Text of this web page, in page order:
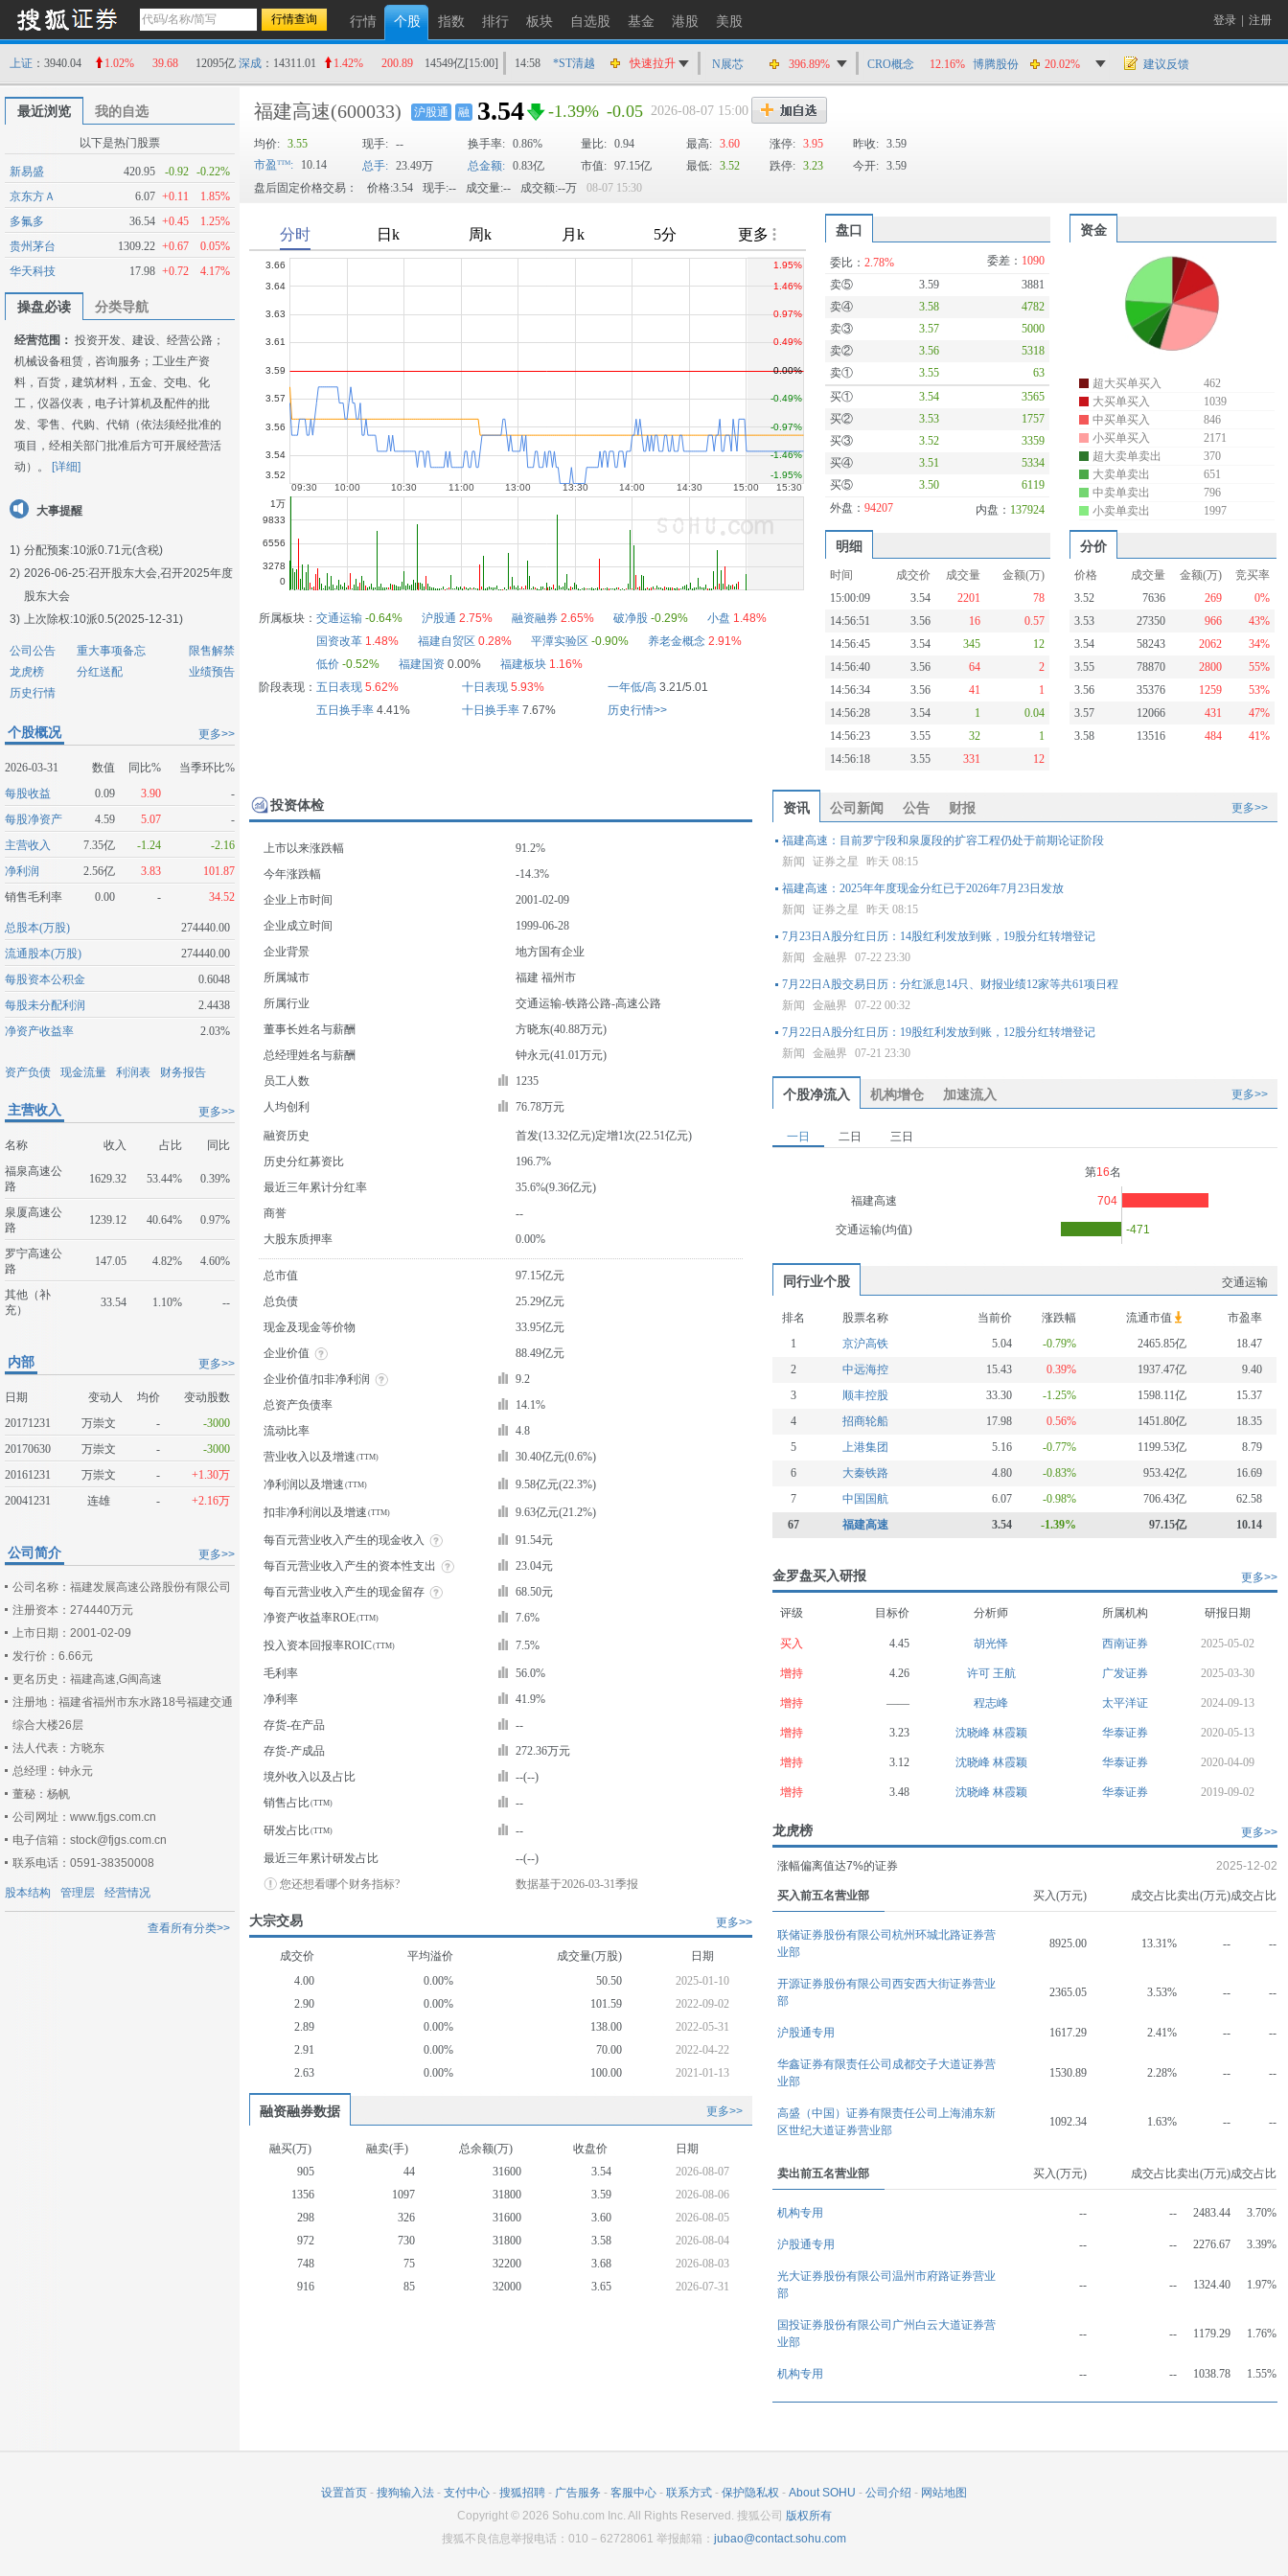
行情 个股 指数 排行 板块 自选股 基金 港股 美股 登录 注册
上证 ：3940.04 1.02% 39.68 12095亿 深成 ：14311.01 1.42% 200.89 14549亿[15:00] 14:58 *ST清越
快速拉升
14:56
上工Ｂ股
快速拉升
14:56
爱丽家居
快速拉升
14:56
金凯生科
涨停
14:56
南亚新材
猛烈打压
14:55
成都先导
盛达资源
14:55
盛达资源
快速拉升
N展芯 396.89% CRO概念 12.16% 博腾股份 20.02% 建议反馈
最近浏览 我的自选
以下是热门股票
新易盛 420.95 -0.92 -0.22%
京东方Ａ
6.07 +0.11
1.85%
多氟多
36.54 +0.45
1.25%
贵州茅台
1309.22 +0.67
0.05%
华天科技
17.98 +0.72 4.17%
操盘必读 分类导航
经营范围： 投资开发、建设、经营公路；
机械设备租赁，咨询服务；工业生产资
料，百货，建筑材料，五金、交电、化
工，仪器仪表，电子计算机及配件的批
发、零售、代购、代销（依法须经批准的
项目，经相关部门批准后方可开展经营活
动）。
[详细]
大事提醒
1) 分配预案:10派0.71元(含税)
2) 2026-06-25:召开股东大会,召开2025年度
股东大会
3) 上次除权:10派0.5(2025-12-31)
公司公告 重大事项备忘
限售解禁
龙虎榜
分红送配
业绩预告
历史行情
更多>>
个股概况
2026-03-31 数值 同比%
当季环比%
每股收益
0.09 3.90
-
每股净资产
4.59 5.07
-
主营收入
7.35亿 -1.24
-2.16
净利润
2.56亿 3.83
101.87
销售毛利率
0.00 - 34.52
总股本(万股)
274440.00
流通股本(万股)
274440.00
每股资本公积金
0.6048
每股未分配利润
2.4438
净资产收益率
2.03%
资产负债 现金流量 利润表 财务报告
更多>>
主营收入
名称 收入 占比
同比
福泉高速公
路
1629.32 53.44% 0.39%
泉厦高速公
路
1239.12 40.64% 0.97%
罗宁高速公
路
147.05 4.82% 4.60%
其他（补
充）
33.54 1.10% --
更多>>
内部
日期 变动人 均价
变动股数
20171231
万崇文 -
-3000
20170630
万崇文 -
-3000
20161231
万崇文 -
+1.30万
20041231
连雄 - +2.16万
更多>>
公司简介
公司名称：福建发展高速公路股份有限公司
注册资本：274440万元
上市日期：2001-02-09
发行价：6.66元
更名历史：福建高速,G闽高速
注册地：福建省福州市东水路18号福建交通
综合大楼26层
法人代表：方晓东
总经理：钟永元
董秘：杨帆
公司网址：www.fjgs.com.cn
电子信箱：stock@fjgs.com.cn
联系电话：0591-38350008
股本结构 管理层 经营情况
查看所有分类>>
福建高速(600033) 沪股通 融 3.54 -1.39% -0.05 2026-08-07 15:00
均价: 3.55 现手: -- 换手率: 0.86% 量比: 0.94 最高: 3.60 涨停: 3.95 昨收: 3.59
市盈
: 10.14 总手: 23.49万 总金额: 0.83亿 市值: 97.15亿 最低: 3.52 跌停: 3.23 今开: 3.59
盘后固定价格交易：
价格:3.54 现手:-- 成交量:-- 成交额:--万 08-07 15:30
所属板块： 交通运输 -0.64% 沪股通 2.75% 融资融券 2.65% 破净股 -0.29% 小盘 1.48%
国资改革 1.48% 福建自贸区 0.28% 平潭实验区 -0.90% 养老金概念 2.91%
低价 -0.52% 福建国资 0.00% 福建板块 1.16%
阶段表现： 五日表现 5.62% 十日表现 5.93% 一年低/高 3.21/5.01
五日换手率4.41% 十日换手率7.67% 历史行情>>
盘口 资金
委比：2.78% 委差： 1090
卖⑤
3.59
3881
卖④
3.58
4782
卖③
3.57
5000
卖②
3.56
5318
卖①
3.55
63
买①
3.54
3565
买②
3.53
1757
买③
3.52
3359
买④
3.51
5334
买⑤
3.50
6119
外盘：94207 内盘： 137924
超大买单买入
462
大买单买入
1039
中买单买入
846
小买单买入
2171
超大卖单卖出
370
大卖单卖出
651
中卖单卖出
796
小卖单卖出
1997
明细 分价
时间 成交价 成交量
金额(万)
15:00:09
3.54 2201
78
14:56:51
3.56 16
0.57
14:56:45
3.54 345
12
14:56:40
3.56 64
2
14:56:34
3.56 41
1
14:56:28
3.54 1
0.04
14:56:23
3.55 32
1
14:56:18
3.55 331 12
价格 成交量 金额(万)
竞买率
3.52
7636 269
0%
3.53
27350 966
43%
3.54
58243 2062
34%
3.55
78870 2800
55%
3.56
35376 1259
53%
3.57
12066 431
47%
3.58
13516 484 41%
投资体检
上市以来涨跌幅
91.2%
今年涨跌幅
-14.3%
企业上市时间
2001-02-09
企业成立时间
1999-06-28
企业背景
地方国有企业
所属城市
福建 福州市
所属行业
交通运输-铁路公路-高速公路
董事长姓名与薪酬
方晓东(40.88万元)
总经理姓名与薪酬
钟永元(41.01万元)
员工人数
1235
人均创利
76.78万元
融资历史
首发(13.32亿元)定增1次(22.51亿元)
历史分红募资比
196.7%
最近三年累计分红率
35.6%(9.36亿元)
商誉
--
大股东质押率
0.00%
总市值
97.15亿元
总负债
25.29亿元
现金及现金等价物
33.95亿元
企业价值
88.49亿元
企业价值/扣非净利润
9.2
总资产负债率
14.1%
流动比率
4.8
营业收入以及增速
30.40亿元(0.6%)
净利润以及增速 9.58亿元(22.3%)
扣非净利润以及增速 9.63亿元(21.2%)
每百元营业收入产生的现金收入
91.54元
每百元营业收入产生的资本性支出
23.04元
每百元营业收入产生的现金留存
68.50元
净资产收益率ROE
(TTM)
7.6%
投入资本回报率ROIC
(TTM)
7.5%
毛利率
56.0%
净利率
41.9%
存货-在产品
--
存货-产成品
272.36万元
境外收入以及占比
--(--)
销售占比
--
研发占比 --
最近三年累计研发占比
--(--)
您还想看哪个财务指标?
数据基于2026-03-31季报
更多>>
大宗交易
成交价 平均溢价 成交量(万股)
日期
4.00
0.00% 50.50
2025-01-10
2.90
0.00% 101.59
2022-09-02
2.89
0.00% 138.00
2022-05-31
2.91
0.00% 70.00
2022-04-22
2.63
0.00% 100.00 2021-01-13
融资融券数据 更多>>
融买(万) 融卖(手) 总余额(万) 收盘价
日期
905
44 31600 3.54
2026-08-07
1356
1097 31800 3.59
2026-08-06
298
326 31600 3.60
2026-08-05
972
730 31800 3.58
2026-08-04
748
75 32200 3.68
2026-08-03
916
85 32000 3.65
2026-07-31
资讯 公司新闻 公告 财报 更多>>
福建高速：目前罗宁段和泉厦段的扩容工程仍处于前期论证阶段
新闻
证券之星
昨天 08:15
福建高速：2025年年度现金分红已于2026年7月23日发放
新闻
证券之星
昨天 08:15
7月23日A股分红日历：14股红利发放到账，19股分红转增登记
新闻
金融界
07-22 23:30
7月22日A股交易日历：分红派息14只、财报业绩12家等共61项日程
新闻
金融界
07-22 00:32
7月22日A股分红日历：19股红利发放到账，12股分红转增登记
新闻
金融界 07-21 23:30
个股净流入 机构增仓 加速流入 更多>>
一日 二日 三日
第16名
福建高速 704
交通运输(均值) -471
同行业个股 交通运输
排名 股票名称 当前价 涨跌幅 流通市值
市盈率
1
京沪高铁 5.04 -0.79% 2465.85亿
18.47
2
中远海控 15.43 0.39% 1937.47亿
9.40
3
顺丰控股 33.30 -1.25% 1598.11亿
15.37
4
招商轮船 17.98 0.56% 1451.80亿
18.35
5
上港集团 5.16 -0.77% 1199.53亿
8.79
6
大秦铁路 4.80 -0.83% 953.42亿
16.69
7
中国国航 6.07 -0.98% 706.43亿
62.58
67
福建高速 3.54 -1.39% 97.15亿 10.14
更多>>
金罗盘买入研报
评级 目标价 分析师 所属机构 研报日期
买入 4.45 胡光怿 西南证券 2025-05-02
增持 4.26 许可 王航 广发证券 2025-03-30
增持 —— 程志峰 太平洋证 2024-09-13
增持 3.23 沈晓峰 林霞颖 华泰证券 2020-05-13
增持 3.12 沈晓峰 林霞颖 华泰证券 2020-04-09
增持 3.48 沈晓峰 林霞颖 华泰证券 2019-09-02
更多>>
龙虎榜
涨幅偏离值达7%的证券 2025-12-02
买入前五名营业部 买入(万元) 成交占比卖出(万元)成交占比
联储证券股份有限公司杭州环城北路证券营
业部
8925.00 13.31% -- --
开源证券股份有限公司西安西大街证券营业
部
2365.05 3.53% -- --
沪股通专用 1617.29 2.41% -- --
华鑫证券有限责任公司成都交子大道证券营
业部
1530.89 2.28% -- --
高盛（中国）证券有限责任公司上海浦东新
区世纪大道证券营业部
1092.34 1.63% -- --
卖出前五名营业部 买入(万元) 成交占比卖出(万元)成交占比
机构专用 -- -- 2483.44 3.70%
沪股通专用 -- -- 2276.67 3.39%
光大证券股份有限公司温州市府路证券营业
部
-- -- 1324.40 1.97%
国投证券股份有限公司广州白云大道证券营
业部
-- -- 1179.29 1.76%
机构专用 -- -- 1038.78 1.55%
设置首页 - 搜狗输入法 - 支付中心 - 搜狐招聘 - 广告服务 - 客服中心 - 联系方式 - 保护隐私权 - About SOHU - 公司介绍 - 网站地图
Copyright © 2026 Sohu.com Inc. All Rights Reserved. 搜狐公司 版权所有
搜狐不良信息举报电话：010－62728061 举报邮箱： jubao@contact.sohu.com